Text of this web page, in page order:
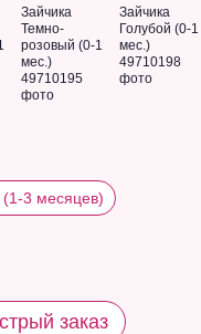
3 месяцев)
заказ